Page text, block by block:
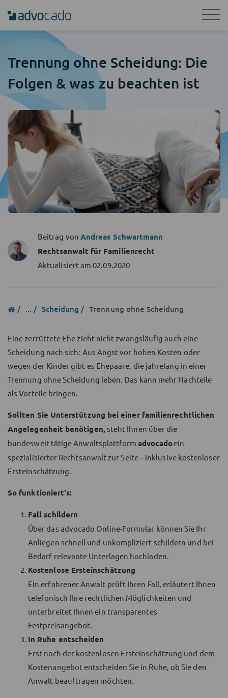
Trennung ohne Scheidung: Die
Folgen & was zu beachten ist
Beitrag von Andreas Schwartmann
Rechtsanwalt für Familienrecht
Aktualisiert am02.09.2020
... Scheidung Trennung ohne Scheidung
Eine zerrüttete Ehe zieht nicht zwangsläufig auch eine
Scheidung nach sich: Aus Angst vor hohen Kosten oder
wegen der Kinder gibt es Ehepaare, die jahrelang in einer
Trennung ohne Scheidung leben. Das kann mehr Nachteile
als Vorteile bringen.
Sollten Sie Unterstützung bei einer familienrechtlichen
Angelegenheit benötigen, steht Ihnen über die
bundesweit tätige Anwaltsplattform advocadoein
spezialisierter Rechtsanwalt zur Seite – inklusive kostenloser
Ersteinschätzung.
So funktioniert's:
Fall schildern
Über das advocado Online-Formular können Sie Ihr
Anliegen schnell und unkompliziert schildern und bei
Bedarf relevante Unterlagen hochladen.
Kostenlose Ersteinschätzung
Ein erfahrener Anwalt prüft Ihren Fall, erläutert Ihnen
telefonisch Ihre rechtlichen Möglichkeiten und
unterbreitet Ihnen ein transparentes
Festpreisangebot.
In Ruhe entscheiden
Erst nach der kostenlosen Ersteinschätzung und dem
Kostenangebot entscheiden Sie in Ruhe, ob Sie den
Anwalt beauftragen möchten.